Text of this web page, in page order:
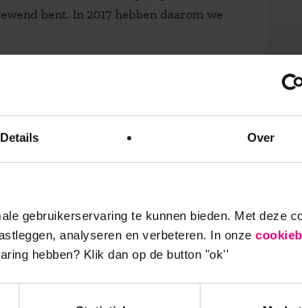
Details Over
gebruikerservaring te kunnen bieden. Met deze
analyseren en verbeteren. In onze
hebben? Klik dan op de button "ok''
bent. In 2017 hebben daarom we
in 2017!